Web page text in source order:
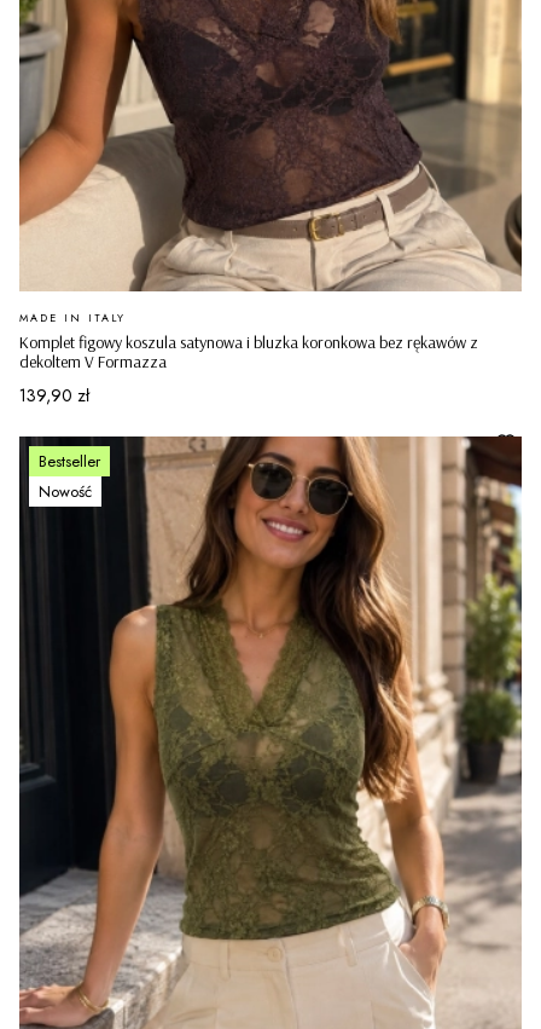
Komplet figowy koszula satynowa i bluzka koronkowa bez rękawów z
dekoltem V Formazza
PRODUCENT
MADE IN ITALY
Cena
139,90 zł
Bestseller
Nowość